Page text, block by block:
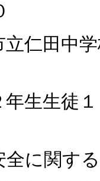
田中学
生徒１
関する